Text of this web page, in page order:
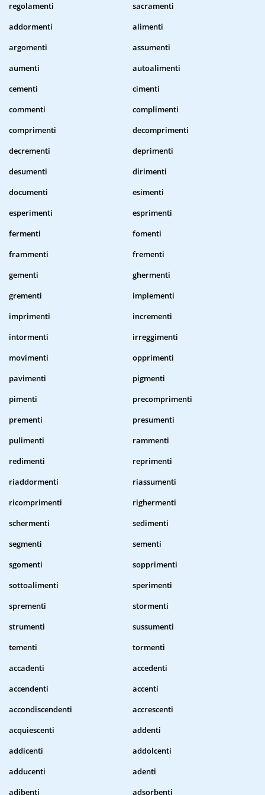
regolamenti
sacramenti
addormenti
alimenti
argomenti
assumenti
aumenti
autoalimenti
cementi
cimenti
commenti
complimenti
comprimenti
decomprimenti
decrementi
deprimenti
desumenti
dirimenti
documenti
esimenti
esperimenti
esprimenti
fermenti
fomenti
frammenti
frementi
gementi
ghermenti
grementi
implementi
imprimenti
incrementi
intormenti
irreggimenti
movimenti
opprimenti
pavimenti
pigmenti
pimenti
precomprimenti
prementi
presumenti
pulimenti
rammenti
redimenti
reprimenti
riaddormenti
riassumenti
ricomprimenti
righermenti
schermenti
sedimenti
segmenti
sementi
sgomenti
sopprimenti
sottoalimenti
sperimenti
sprementi
stormenti
strumenti
sussumenti
tementi
tormenti
accadenti
accedenti
accendenti
accenti
accondiscendenti
accrescenti
acquiescenti
addenti
addicenti
addolcenti
adducenti
adenti
adibenti
adsorbenti